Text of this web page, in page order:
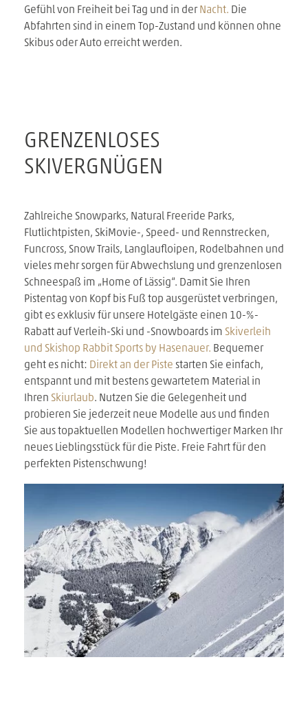
Gefühl von Freiheit bei Tag und in der Nacht. Die
Abfahrten sind in einem Top-Zustand und können ohne
Skibus oder Auto erreicht werden.
GRENZENLOSES
SKIVERGNÜGEN
Zahlreiche Snowparks, Natural Freeride Parks,
Flutlichtpisten, SkiMovie-, Speed- und Rennstrecken,
Funcross, Snow Trails, Langlaufloipen, Rodelbahnen und
vieles mehr sorgen für Abwechslung und grenzenlosen
Schneespaß im „Home of Lässig“. Damit Sie Ihren
Pistentag von Kopf bis Fuß top ausgerüstet verbringen,
gibt es exklusiv für unsere Hotelgäste einen 10-%-
Rabatt auf Verleih-Ski und -Snowboards im Skiverleih
und Skishop Rabbit Sports by Hasenauer. Bequemer
geht es nicht: Direkt an der Piste starten Sie einfach,
entspannt und mit bestens gewartetem Material in
Ihren Skiurlaub. Nutzen Sie die Gelegenheit und
probieren Sie jederzeit neue Modelle aus und finden
Sie aus topaktuellen Modellen hochwertiger Marken Ihr
neues Lieblingsstück für die Piste. Freie Fahrt für den
perfekten Pistenschwung!